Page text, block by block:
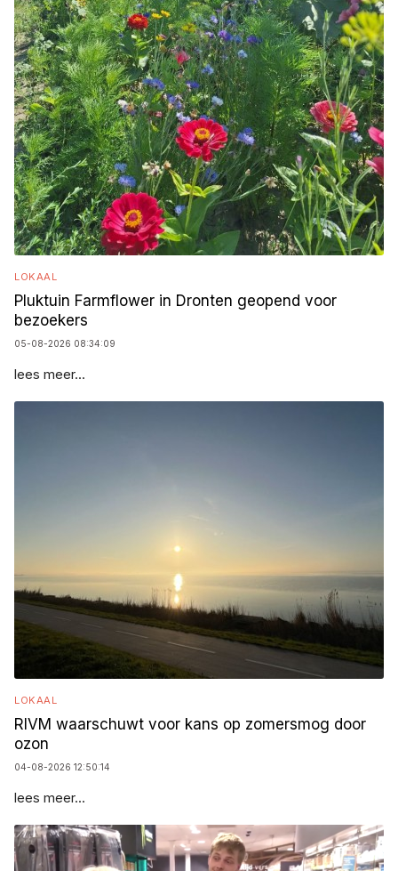
LOKAAL
Pluktuin Farmflower in Dronten geopend voor
bezoekers
05-08-2026 08:34:09
lees meer...
LOKAAL
RIVM waarschuwt voor kans op zomersmog door
ozon
04-08-2026 12:50:14
lees meer...